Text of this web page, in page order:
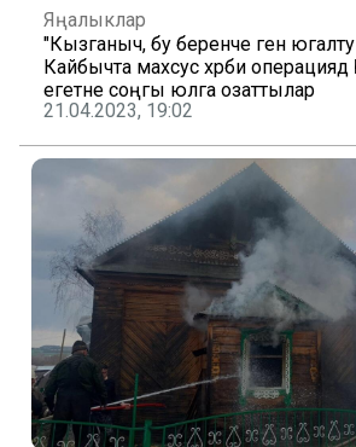
Яңалыклар
"Кызганыч, бу беренче генә югалту
Кайбычта махсус хәрби операциядә
егетне соңгы юлга озаттылар
21.04.2023, 19:02